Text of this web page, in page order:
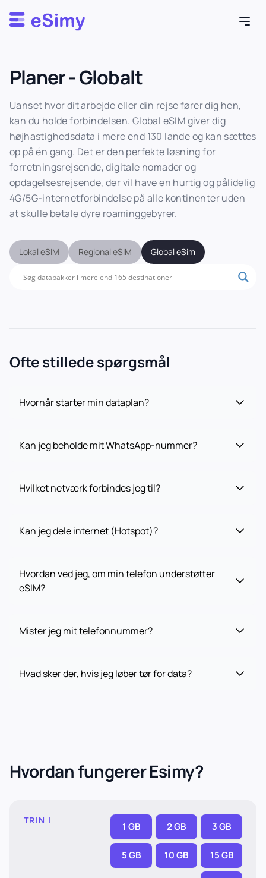
Esimy
Planer - Globalt
Uanset hvor dit arbejde eller din rejse fører dig hen,
kan du holde forbindelsen. Global eSIM giver dig
højhastighedsdata i mere end 130 lande og kan sættes
op på én gang. Det er den perfekte løsning for
forretningsrejsende, digitale nomader og
opdagelsesrejsende, der vil have en hurtig og pålidelig
4G/5G-internetforbindelse på alle kontinenter uden
at skulle betale dyre roaminggebyrer.
Lokal eSIM Regional eSIM Global eSim
Ofte stillede spørgsmål
Hvornår starter min dataplan?
Kan jeg beholde mit WhatsApp-nummer?
Hvilket netværk forbindes jeg til?
Kan jeg dele internet (Hotspot)?
Hvordan ved jeg, om min telefon understøtter
eSIM?
Mister jeg mit telefonnummer?
Hvad sker der, hvis jeg løber tør for data?
Hvordan fungerer Esimy?
TRIN I
1 GB 2 GB 3 GB
5 GB 10 GB 15 GB